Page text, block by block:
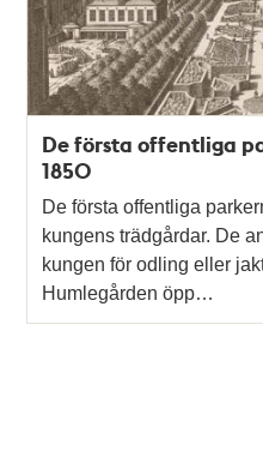
De första offentliga
1850
De första offentliga
kungens trädgårdar. De
kungen för odling eller
Humlegården öpp…